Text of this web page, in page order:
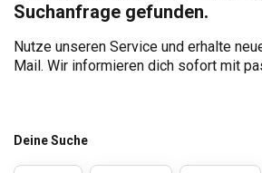
Suchanfrage gefunden.
Nutze unseren Service und erhalte
Mail. Wir informieren dich sofort mit
Deine Suche